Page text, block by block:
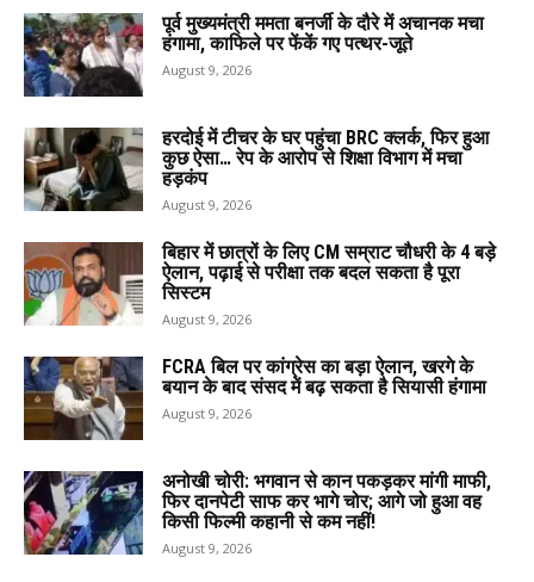
पूर्व मुख्यमंत्री ममता बनर्जी के दौरे में अचानक मचा
हंगामा, काफिले पर फेंकें गए पत्थर-जूते
August 9, 2026
हरदोई में टीचर के घर पहुंचा BRC क्लर्क, फिर हुआ
कुछ ऐसा… रेप के आरोप से शिक्षा विभाग में मचा
हड़कंप
August 9, 2026
बिहार में छात्रों के लिए CM सम्राट चौधरी के 4 बड़े
ऐलान, पढ़ाई से परीक्षा तक बदल सकता है पूरा
सिस्टम
August 9, 2026
FCRA बिल पर कांग्रेस का बड़ा ऐलान, खरगे के
बयान के बाद संसद में बढ़ सकता है सियासी हंगामा
August 9, 2026
अनोखी चोरी: भगवान से कान पकड़कर मांगी माफी,
फिर दानपेटी साफ कर भागे चोर; आगे जो हुआ वह
किसी फिल्मी कहानी से कम नहीं!
August 9, 2026